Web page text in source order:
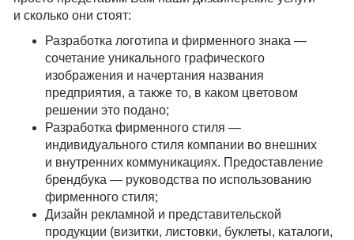
и сколько они стоят:
Разработка логотипа и фирменного знака —
сочетание уникального графического
изображения и начертания названия
предприятия, а также то, в каком цветовом
решении это подано;
Разработка фирменного стиля —
индивидуального стиля компании во внешних
и внутренних коммуникациях. Предоставление
брендбука — руководства по использованию
фирменного стиля;
Дизайн рекламной и представительской
продукции (визитки, листовки, буклеты, каталоги,